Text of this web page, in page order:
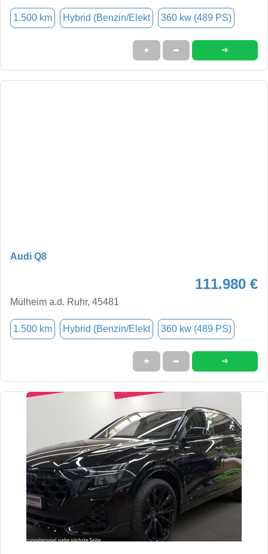
1.500 km Hybrid (Benzin/Elekt 360 kw (489 PS)
★ ➦ ➜
Audi Q8
111.980 €
Mülheim a.d. Ruhr, 45481
1.500 km Hybrid (Benzin/Elekt 360 kw (489 PS)
★ ➦ ➜